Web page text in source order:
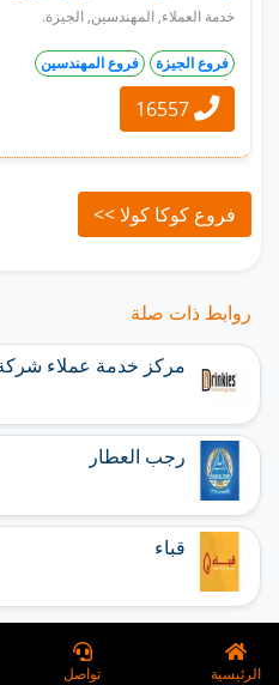
خدمة العملاء, المهندسين, الجيزة.
فروع الجيزة فروع المهندسين
فروع كوكا كولا >>
روابط ذات صلة
مركز خدمة عملاء
رجب العطار
قباء
الرئيسية تواصل